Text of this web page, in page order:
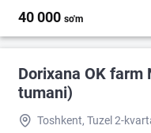
40 000 so'm
Dorixana OK
tumani)
Toshkent, Tuzel 2-